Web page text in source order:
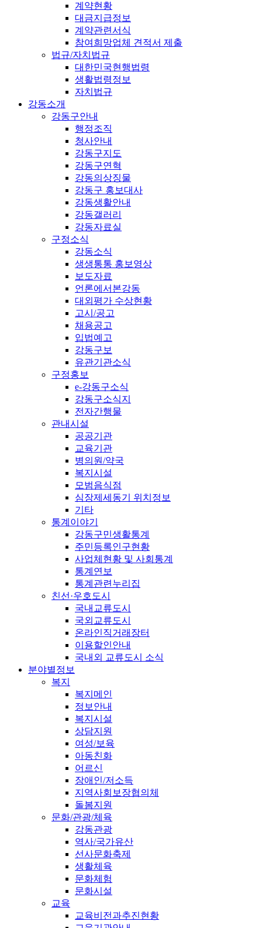
계약현황
대금지급정보
계약관련서식
참여희망업체 견적서 제출
법규/자치법규
대한민국현행법령
생활법령정보
자치법규
강동소개
강동구안내
행정조직
청사안내
강동구지도
강동구연혁
강동의상징물
강동구 홍보대사
강동생활안내
강동갤러리
강동자료실
구정소식
강동소식
생생통통 홍보영상
보도자료
언론에서본강동
대외평가 수상현황
고시/공고
채용공고
입법예고
강동구보
유관기관소식
구정홍보
e-강동구소식
강동구소식지
전자간행물
관내시설
공공기관
교육기관
병의원/약국
복지시설
모범음식점
심장제세동기 위치정보
기타
통계이야기
강동구민생활통계
주민등록인구현황
사업체현황 및 사회통계
통계연보
통계관련누리집
친선·우호도시
국내교류도시
국외교류도시
온라인직거래장터
이용할인안내
국내외 교류도시 소식
분야별정보
복지
복지메인
정보안내
복지시설
상담지원
여성/보육
아동친화
어르신
장애인/저소득
지역사회보장협의체
돌봄지원
문화/관광/체육
강동관광
역사/국가유산
선사문화축제
생활체육
문화체험
문화시설
교육
교육비전과추진현황